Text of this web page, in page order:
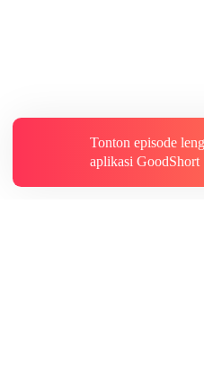
Tonton episode
aplikasi GoodShort